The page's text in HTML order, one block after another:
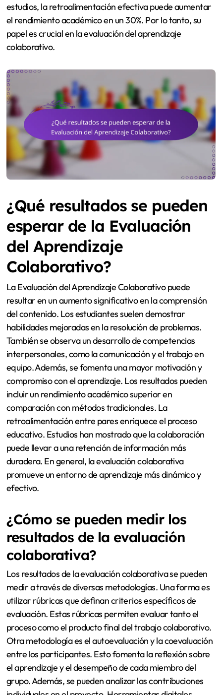
estudios, la retroalimentación efectiva puede aumentar
el rendimiento académico en un 30%. Por lo tanto, su
papel es crucial en la evaluación del aprendizaje
colaborativo.
¿Qué resultados se pueden
esperar de la Evaluación
del Aprendizaje
Colaborativo?
La Evaluación del Aprendizaje Colaborativo puede
resultar en un aumento significativo en la comprensión
del contenido. Los estudiantes suelen demostrar
habilidades mejoradas en la resolución de problemas.
También se observa un desarrollo de competencias
interpersonales, como la comunicación y el trabajo en
equipo. Además, se fomenta una mayor motivación y
compromiso con el aprendizaje. Los resultados pueden
incluir un rendimiento académico superior en
comparación con métodos tradicionales. La
retroalimentación entre pares enriquece el proceso
educativo. Estudios han mostrado que la colaboración
puede llevar a una retención de información más
duradera. En general, la evaluación colaborativa
promueve un entorno de aprendizaje más dinámico y
efectivo.
¿Cómo se pueden medir los
resultados de la evaluación
colaborativa?
Los resultados de la evaluación colaborativa se pueden
medir a través de diversas metodologías. Una forma es
utilizar rúbricas que definan criterios específicos de
evaluación. Estas rúbricas permiten evaluar tanto el
proceso como el producto final del trabajo colaborativo.
Otra metodología es el autoevaluación y la coevaluación
entre los participantes. Esto fomenta la reflexión sobre
el aprendizaje y el desempeño de cada miembro del
grupo. Además, se pueden analizar las contribuciones